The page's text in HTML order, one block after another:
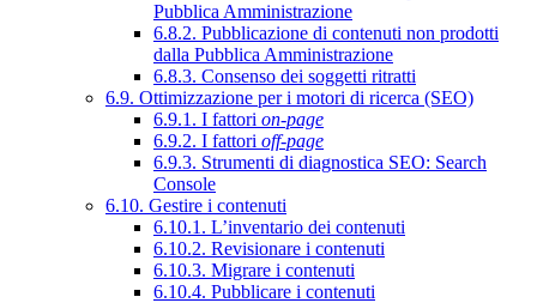
Pubblica Amministrazione
6.8.2. Pubblicazione di contenuti non prodotti
dalla Pubblica Amministrazione
6.8.3. Consenso dei soggetti ritratti
6.9. Ottimizzazione per i motori di ricerca (SEO)
6.9.1. I fattori on-page
6.9.2. I fattori off-page
6.9.3. Strumenti di diagnostica SEO: Search
Console
6.10. Gestire i contenuti
6.10.1. L’inventario dei contenuti
6.10.2. Revisionare i contenuti
6.10.3. Migrare i contenuti
6.10.4. Pubblicare i contenuti